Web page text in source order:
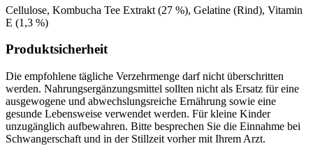
Cellulose, Kombucha Tee Extrakt (27 %), Gelatine (Rind), Vitamin
E (1,3 %)
Produktsicherheit
Die empfohlene tägliche Verzehrmenge darf nicht überschritten
werden. Nahrungsergänzungsmittel sollten nicht als Ersatz für eine
ausgewogene und abwechslungsreiche Ernährung sowie eine
gesunde Lebensweise verwendet werden. Für kleine Kinder
unzugänglich aufbewahren. Bitte besprechen Sie die Einnahme bei
Schwangerschaft und in der Stillzeit vorher mit Ihrem Arzt.